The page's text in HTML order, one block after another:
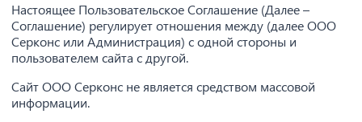
Настоящее Пользовательское Соглашение (Далее –
Соглашение) регулирует отношения между (далее ООО
Серконс или Администрация) с одной стороны и
пользователем сайта с другой.
Сайт ООО Серконс не является средством массовой
информации.